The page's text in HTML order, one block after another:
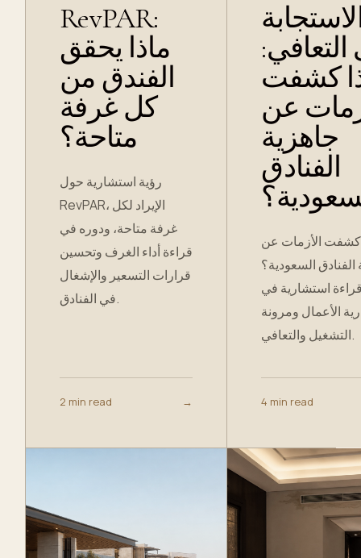
RevPAR:
ماذا يحقق
الفندق من
كل غرفة
متاحة؟
رؤية استشارية حول
RevPAR، الإيراد لكل
غرفة متاحة، ودوره في
قراءة أداء الغرف وتحسين
قرارات التسعير والإشغال
في الفنادق.
2 min read →
التعافي:
كشفت
عن
جاهزية
الفنادق
كشفت الأزمات عن
الفنادق السعودية؟
استشارية في
الأعمال ومرونة
التشغيل والتعافي.
4 min read